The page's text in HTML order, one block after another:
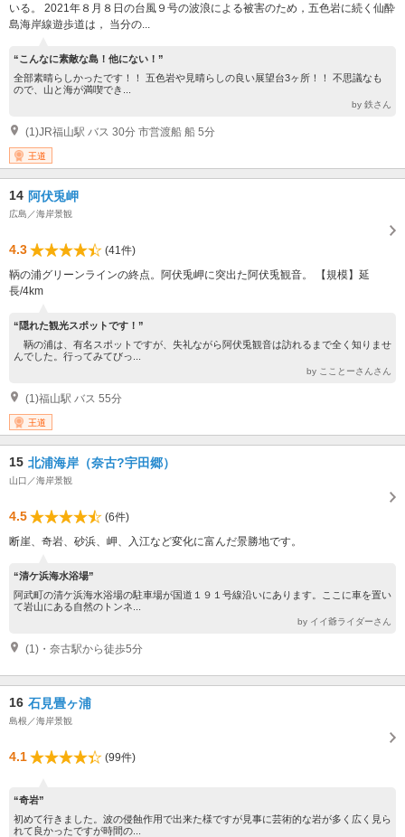
いる。 2021年８月８日の台風９号の波浪による被害のため，五色岩に続く仙酔
島海岸線遊歩道は， 当分の...
“こんなに素敵な島！他にない！”
全部素晴らしかったです！！ 五色岩や見晴らしの良い展望台3ヶ所！！ 不思議なも
ので、山と海が満喫でき...
by 鉄さん
(1)JR福山駅 バス 30分 市営渡船 船 5分
王道
14 阿伏兎岬
広島／海岸景観
4.3
(41件)
鞆の浦グリーンラインの終点。阿伏兎岬に突出た阿伏兎観音。 【規模】延
長/4km
“隠れた観光スポットです！”
鞆の浦は、有名スポットですが、失礼ながら阿伏兎観音は訪れるまで全く知りませ
んでした。行ってみてびっ...
by こことーさんさん
(1)福山駅 バス 55分
王道
15 北浦海岸（奈古?宇田郷）
山口／海岸景観
4.5
(6件)
断崖、奇岩、砂浜、岬、入江など変化に富んだ景勝地です。
“清ケ浜海水浴場”
阿武町の清ケ浜海水浴場の駐車場が国道１９１号線沿いにあります。ここに車を置い
て岩山にある自然のトンネ...
by イイ爺ライダーさん
(1)・奈古駅から徒歩5分
16 石見畳ヶ浦
島根／海岸景観
4.1 (99件)
“奇岩”
初めて行きました。波の侵蝕作用で出来た様ですが見事に芸術的な岩が多く広く見ら
れて良かったですが時間の...